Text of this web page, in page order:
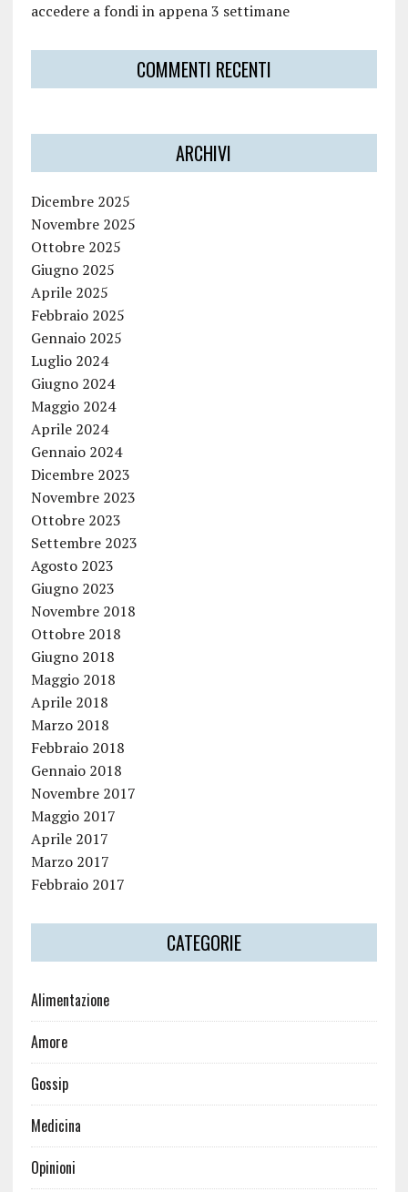
accedere a fondi in appena 3 settimane
COMMENTI RECENTI
ARCHIVI
Dicembre 2025
Novembre 2025
Ottobre 2025
Giugno 2025
Aprile 2025
Febbraio 2025
Gennaio 2025
Luglio 2024
Giugno 2024
Maggio 2024
Aprile 2024
Gennaio 2024
Dicembre 2023
Novembre 2023
Ottobre 2023
Settembre 2023
Agosto 2023
Giugno 2023
Novembre 2018
Ottobre 2018
Giugno 2018
Maggio 2018
Aprile 2018
Marzo 2018
Febbraio 2018
Gennaio 2018
Novembre 2017
Maggio 2017
Aprile 2017
Marzo 2017
Febbraio 2017
CATEGORIE
Alimentazione
Amore
Gossip
Medicina
Opinioni